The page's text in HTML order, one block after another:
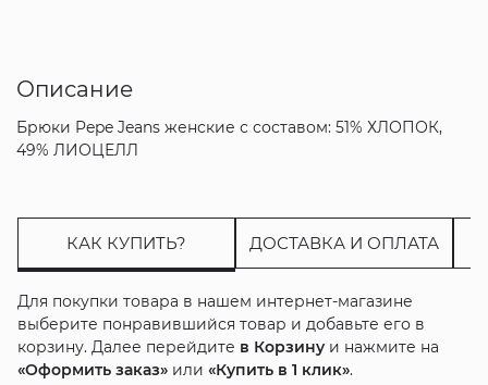
Описание
Брюки Pepe Jeans женские с составом: 51% ХЛОПОК,
49% ЛИОЦЕЛЛ
КАК КУПИТЬ? ДОСТАВКА И ОПЛАТА
Для покупки товара в нашем интернет-магазине
выберите понравившийся товар и добавьте его в
корзину. Далее перейдите в Корзинуи нажмите на
«Оформить заказ»или «Купить в 1 клик».